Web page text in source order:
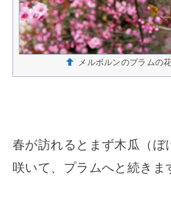
メルボルンのプラムの
春が訪れるとまず木瓜（ぼ
咲いて、プラムへと続きま